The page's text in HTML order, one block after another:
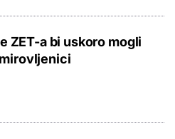
ZET-a bi uskoro mogli